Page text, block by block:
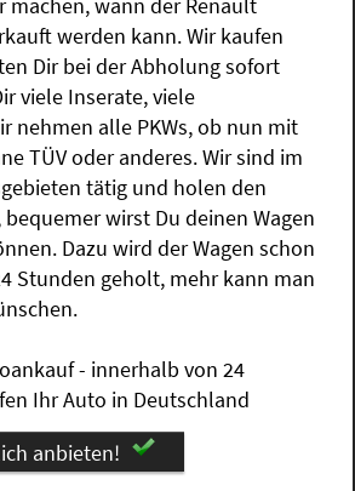
werden kann. Wir kaufen
Dir bei der Abholung sofort
viele Inserate, viele
nehmen alle PKWs, ob nun mit
TÜV oder anderes. Wir sind im
tätig und holen den
bequemer wirst Du deinen Wagen
Dazu wird der Wagen schon
Stunden geholt, mehr kann man
- innerhalb von 24
Ihr Auto in Deutschland
anbieten!